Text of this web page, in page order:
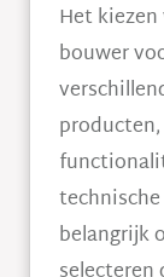
Het
bouwer
belangrijk